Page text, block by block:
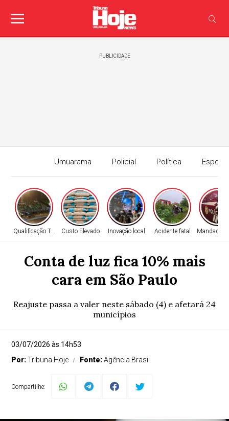
PUBLICIDADE
Umuarama Policial Política
Edição
Qualificação TEA Custo Elevado Inovação local Acidente fatal Mandado
Conta de luz fica 10% mais
cara em São Paulo
Reajuste passa a valer neste sábado (4) e afetará 24
municípios
03/07/2026 às 14h53
Por:Tribuna Hoje Fonte:Agência Brasil
Compartilhe: